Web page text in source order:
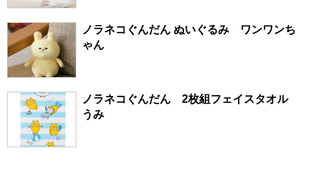
ノラネコぐんだん ぬいぐるみ ワンワンち
ゃん
ノラネコぐんだん 2枚組フェイスタオル
うみ